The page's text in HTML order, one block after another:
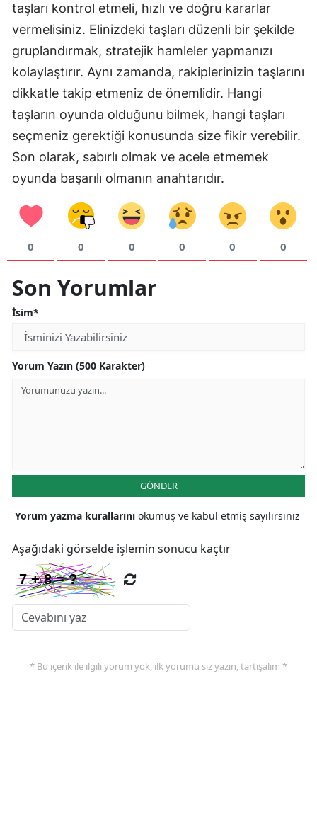
Karaman
Kırıkkale
Batman
Şırnak
Bartın
Ardahan
Yalova
Karabük
taşları kontrol etmeli, hızlı ve doğru kararlar
vermelisiniz. Elinizdeki taşları düzenli bir şekilde
gruplandırmak, stratejik hamleler yapmanızı
kolaylaştırır. Aynı zamanda, rakiplerinizin taşlarını
dikkatle takip etmeniz de önemlidir. Hangi
taşların oyunda olduğunu bilmek, hangi taşları
seçmeniz gerektiği konusunda size fikir verebilir.
Son olarak, sabırlı olmak ve acele etmemek
oyunda başarılı olmanın anahtarıdır.
0 0 0 0 0 0
Son Yorumlar
İsim*
Yorum Yazın (500 Karakter)
GÖNDER
Yorum yazma kurallarını okumuş ve kabul etmiş sayılırsınız
Aşağıdaki görselde işlemin sonucu kaçtır
* Bu içerik ile ilgili yorum yok, ilk yorumu siz yazın, tartışalım *